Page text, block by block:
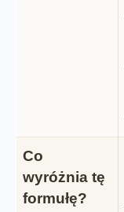
Co
wyróżnia tę
formułę?